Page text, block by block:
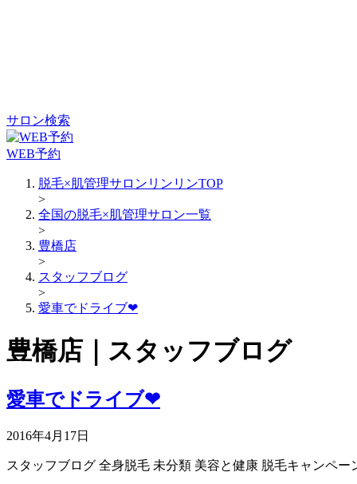
サロン検索
WEB予約
脱毛×肌管理サロンリンリンTOP
>
全国の脱毛×肌管理サロン一覧
>
豊橋店
>
スタッフブログ
>
愛車でドライブ❤
豊橋店｜スタッフブログ
愛車でドライブ❤
2016年4月17日
スタッフブログ 全身脱毛 未分類 美容と健康 脱毛キャンペー